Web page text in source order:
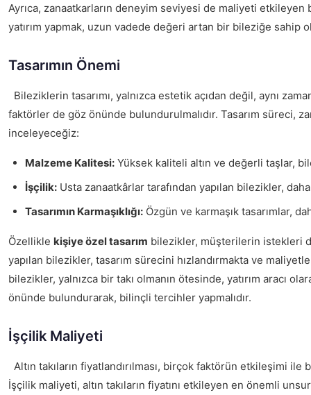
Ayrıca, zanaatkarların deneyim seviyesi de maliyeti
yatırım yapmak, uzun vadede değeri artan bir bileziğe sahip
Tasarımın Önemi
Bileziklerin tasarımı, yalnızca estetik açıdan değil, aynı
faktörler de göz önünde bulundurulmalıdır. Tasarım süreci,
inceleyeceğiz:
Malzeme Kalitesi: Yüksek kaliteli altın ve değerli taşlar,
İşçilik: Usta zanaatkârlar tarafından yapılan bilezikler,
Tasarımın Karmaşıklığı: Özgün ve karmaşık tasarımlar,
Özellikle kişiye özel tasarım bilezikler, müşterilerin istekleri
yapılan bilezikler, tasarım sürecini hızlandırmakta ve
bilezikler, yalnızca bir takı olmanın ötesinde, yatırım aracı
önünde bulundurarak, bilinçli tercihler yapmalıdır.
İşçilik Maliyeti
Altın takıların fiyatlandırılması, birçok faktörün etkileşimi
İşçilik maliyeti, altın takıların fiyatını etkileyen en önemli